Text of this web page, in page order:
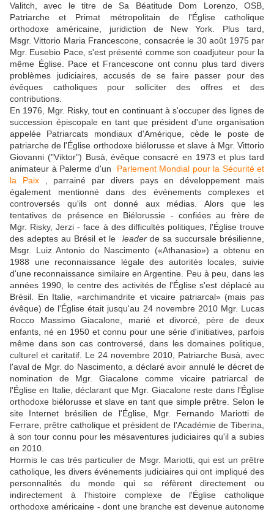
Valitch, avec le titre de Sa Béatitude Dom Lorenzo, OSB,
Patriarche et Primat métropolitain de l'Église catholique
orthodoxe américaine, juridiction de New York. Plus tard,
Msgr. Vittorio Maria Francescone, consacrée le 30 août 1975 par
Mgr. Eusebio Pace, s'est présenté comme son coadjuteur pour la
même Église. Pace et Francescone ont connu plus tard divers
problèmes judiciaires, accusés de se faire passer pour des
évêques catholiques pour solliciter des offres et des
contributions.
En 1976, Mgr. Risky, tout en continuant à s'occuper des lignes de
succession épiscopale en tant que président d'une organisation
appelée Patriarcats mondiaux d'Amérique, cède le poste de
patriarche de l'Église orthodoxe biélorusse et slave à Mgr. Vittorio
Giovanni ("Viktor") Busà, évêque consacré en 1973 et plus tard
animateur à Palerme d'un Parlement Mondial pour la Sécurité et
la Paix, parrainé par divers pays en développement mais
également mentionné dans des événements complexes et
controversés qu'ils ont donné aux médias. Alors que les
tentatives de présence en Biélorussie - confiées au frère de
Mgr. Risky, Jerzi - face à des difficultés politiques, l'Église trouve
des adeptes au Brésil et le leaderde sa succursale brésilienne,
Msgr. Luiz Antonio do Nascimento («Athanasio») a obtenu en
1988 une reconnaissance légale des autorités locales, suivie
d'une reconnaissance similaire en Argentine. Peu à peu, dans les
années 1990, le centre des activités de l'Église s'est déplacé au
Brésil. En Italie, «archimandrite et vicaire patriarcal» (mais pas
évêque) de l'Église était jusqu'au 24 novembre 2010 Mgr. Lucas
Rocco Massimo Giacalone, marié et divorcé, père de deux
enfants, né en 1950 et connu pour une série d'initiatives, parfois
même dans son cas controversé, dans les domaines politique,
culturel et caritatif. Le 24 novembre 2010, Patriarche Busà, avec
l'aval de Mgr. do Nascimento, a déclaré avoir annulé le décret de
nomination de Mgr. Giacalone comme vicaire patriarcal de
l'Église en Italie, déclarant que Mgr. Giacalone reste dans l'Église
orthodoxe biélorusse et slave en tant que simple prêtre. Selon le
site Internet brésilien de l'Église, Mgr. Fernando Mariotti de
Ferrare, prêtre catholique et président de l'Académie de Tiberina,
à son tour connu pour les mésaventures judiciaires qu'il a subies
en 2010.
Hormis le cas très particulier de Msgr. Mariotti, qui est un prêtre
catholique, les divers événements judiciaires qui ont impliqué des
personnalités du monde qui se réfèrent directement ou
indirectement à l'histoire complexe de l'Église catholique
orthodoxe américaine - dont une branche est devenue autonome